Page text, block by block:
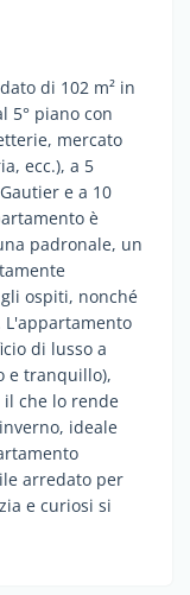
di 102 m² in
5° piano con
mercato
ecc.), a 5
e a 10
è
padronale, un
ospiti, nonché
L'appartamento
di lusso a
e tranquillo),
che lo rende
ideale
arredato per
e curiosi si